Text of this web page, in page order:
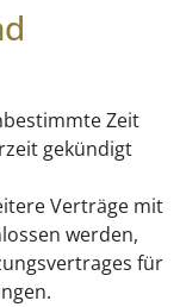
Zeit
gekündigt
Verträge mit
werden,
für